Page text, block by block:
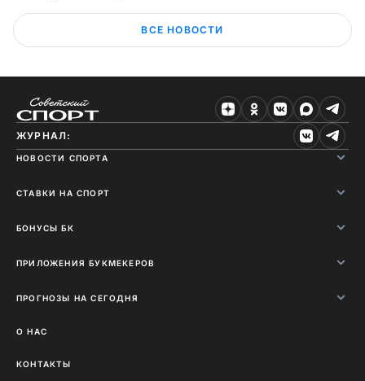
ВСЕ НОВОСТИ
ЖУРНАЛ:
НОВОСТИ СПОРТА
СТАВКИ НА СПОРТ
БОНУСЫ БК
ПРИЛОЖЕНИЯ БУКМЕКЕРОВ
ПРОГНОЗЫ НА СЕГОДНЯ
О НАС
КОНТАКТЫ